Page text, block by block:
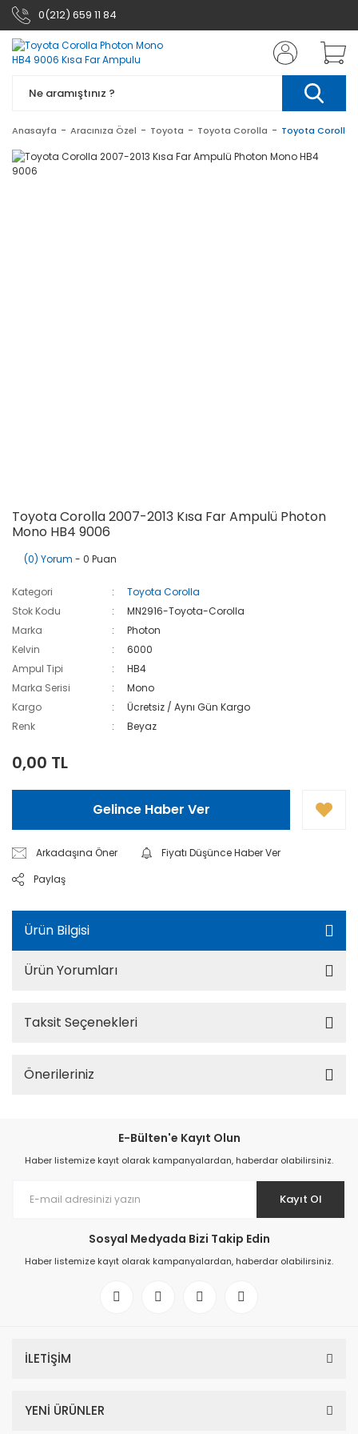
0(212) 659 11 84
Anasayfa Aracınıza Özel Toyota Toyota Corolla Toyota Corolla
Toyota Corolla 2007-2013 Kısa Far Ampulü Photon
Mono HB4 9006
(0) Yorum - 0 Puan
Kategori
Toyota Corolla
Stok Kodu
MN2916-Toyota-Corolla
Marka
Photon
Kelvin
6000
Ampul Tipi
HB4
Marka Serisi
Mono
Kargo
Ücretsiz / Aynı Gün Kargo
Renk
Beyaz
0,00 TL
Gelince Haber Ver
Arkadaşına Öner
Fiyatı Düşünce Haber Ver
Paylaş
Ürün Bilgisi
Ürün Yorumları
Taksit Seçenekleri
Önerileriniz
E-Bülten'e Kayıt Olun
Haber listemize kayıt olarak kampanyalardan, haberdar olabilirsiniz.
Kayıt Ol
Sosyal Medyada Bizi Takip Edin
Haber listemize kayıt olarak kampanyalardan, haberdar olabilirsiniz.
İLETİŞİM
YENİ ÜRÜNLER